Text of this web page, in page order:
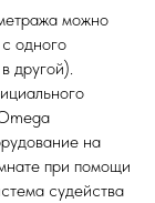
можно
одного
другой).
на
при помощи
судейства